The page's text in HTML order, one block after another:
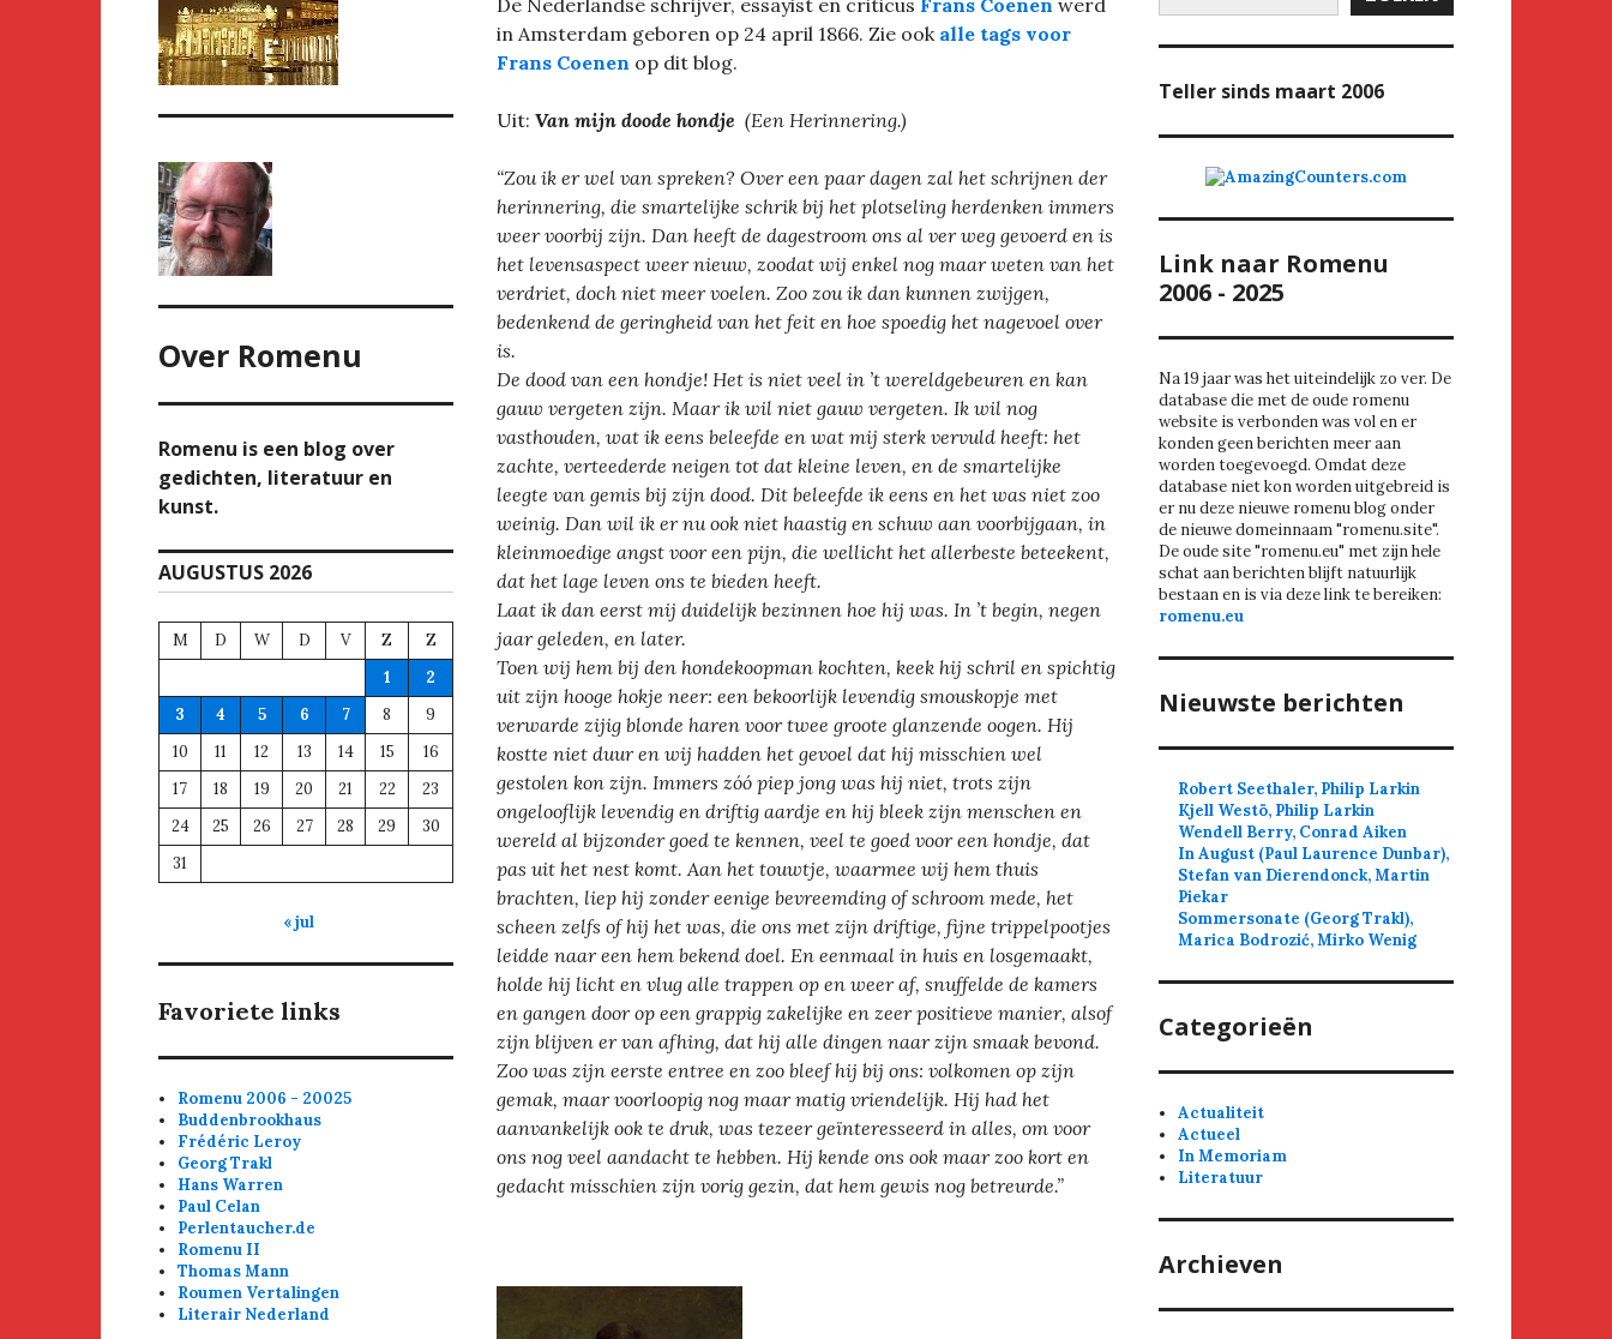
De Nederlandse schrijver, essayist en criticus Frans Coenen werd
in Amsterdam geboren op 24 april 1866. Zie ook alle tags voor
Frans Coenen op dit blog.
Uit: Van mijn doode hondje (Een Herinnering.)
“Zou ik er wel van spreken? Over een paar dagen zal het schrijnen der
herinnering, die smartelijke schrik bij het plotseling herdenken immers
weer voorbij zijn. Dan heeft de dagestroom ons al ver weg gevoerd en is
het levensaspect weer nieuw, zoodat wij enkel nog maar weten van het
verdriet, doch niet meer voelen. Zoo zou ik dan kunnen zwijgen,
bedenkend de geringheid van het feit en hoe spoedig het nagevoel over
is.
De dood van een hondje! Het is niet veel in ’t wereldgebeuren en kan
gauw vergeten zijn. Maar ik wil niet gauw vergeten. Ik wil nog
vasthouden, wat ik eens beleefde en wat mij sterk vervuld heeft: het
zachte, verteederde neigen tot dat kleine leven, en de smartelijke
leegte van gemis bij zijn dood. Dit beleefde ik eens en het was niet zoo
weinig. Dan wil ik er nu ook niet haastig en schuw aan voorbijgaan, in
kleinmoedige angst voor een pijn, die wellicht het allerbeste beteekent,
dat het lage leven ons te bieden heeft.
Laat ik dan eerst mij duidelijk bezinnen hoe hij was. In ’t begin, negen
jaar geleden, en later.
Toen wij hem bij den hondekoopman kochten, keek hij schril en spichtig
uit zijn hooge hokje neer: een bekoorlijk levendig smouskopje met
verwarde zijig blonde haren voor twee groote glanzende oogen. Hij
kostte niet duur en wij hadden het gevoel dat hij misschien wel
gestolen kon zijn. Immers zóó piep jong was hij niet, trots zijn
ongelooflijk levendig en driftig aardje en hij bleek zijn menschen en
wereld al bijzonder goed te kennen, veel te goed voor een hondje, dat
pas uit het nest komt. Aan het touwtje, waarmee wij hem thuis
brachten, liep hij zonder eenige bevreemding of schroom mede, het
scheen zelfs of hij het was, die ons met zijn driftige, fijne trippelpootjes
leidde naar een hem bekend doel. En eenmaal in huis en losgemaakt,
holde hij licht en vlug alle trappen op en weer af, snuffelde de kamers
en gangen door op een grappig zakelijke en zeer positieve manier, alsof
zijn blijven er van afhing, dat hij alle dingen naar zijn smaak bevond.
Zoo was zijn eerste entree en zoo bleef hij bij ons: volkomen op zijn
gemak, maar voorloopig nog maar matig vriendelijk. Hij had het
aanvankelijk ook te druk, was tezeer geïnteresseerd in alles, om voor
ons nog veel aandacht te hebben. Hij kende ons ook maar zoo kort en
gedacht misschien zijn vorig gezin, dat hem gewis nog betreurde.”
Over Romenu
Romenu is een blog over
gedichten, literatuur en
kunst.
AUGUSTUS 2026
M D W D V Z
Z
1
2
3
4 5 6 7 8
9
10
11 12 13 14 15
16
17
18 19 20 21 22
23
24
25 26 27 28 29
30
31
« jul
Favoriete links
Romenu 2006 - 20025
Buddenbrookhaus
Frédéric Leroy
Georg Trakl
Hans Warren
Paul Celan
Perlentaucher.de
Romenu II
Thomas Mann
Roumen Vertalingen
Literair Nederland
Teller sinds maart 2006
Link naar Romenu
2006 - 2025
Na 19 jaar was het uiteindelijk zo ver. De
database die met de oude romenu
website is verbonden was vol en er
konden geen berichten meer aan
worden toegevoegd. Omdat deze
database niet kon worden uitgebreid is
er nu deze nieuwe romenu blog onder
de nieuwe domeinnaam "romenu.site".
De oude site "romenu.eu" met zijn hele
schat aan berichten blijft natuurlijk
bestaan en is via deze link te bereiken:
romenu.eu
Nieuwste berichten
Robert Seethaler, Philip Larkin
Kjell Westö, Philip Larkin
Wendell Berry, Conrad Aiken
In August (Paul Laurence Dunbar),
Stefan van Dierendonck, Martin
Piekar
Sommersonate (Georg Trakl),
Marica Bodrozić, Mirko Wenig
Categorieën
Actualiteit
Actueel
In Memoriam
Literatuur
Archieven